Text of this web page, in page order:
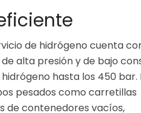
de hidrógeno cuenta
alta presión y de bajo
hasta los 450 bar.
pesados como carretillas
de contenedores vacíos,